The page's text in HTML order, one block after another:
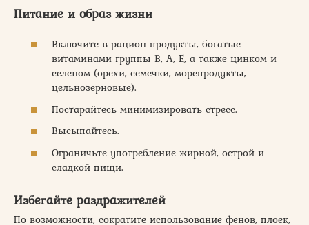
Питание и образ жизни
Включите в рацион продукты, богатые
витаминами группы В, А, Е, а также цинком и
селеном (орехи, семечки, морепродукты,
цельнозерновые).
Постарайтесь минимизировать стресс.
Высыпайтесь.
Ограничьте употребление жирной, острой и
сладкой пищи.
Избегайте раздражителей
По возможности, сократите использование фенов, плоек,